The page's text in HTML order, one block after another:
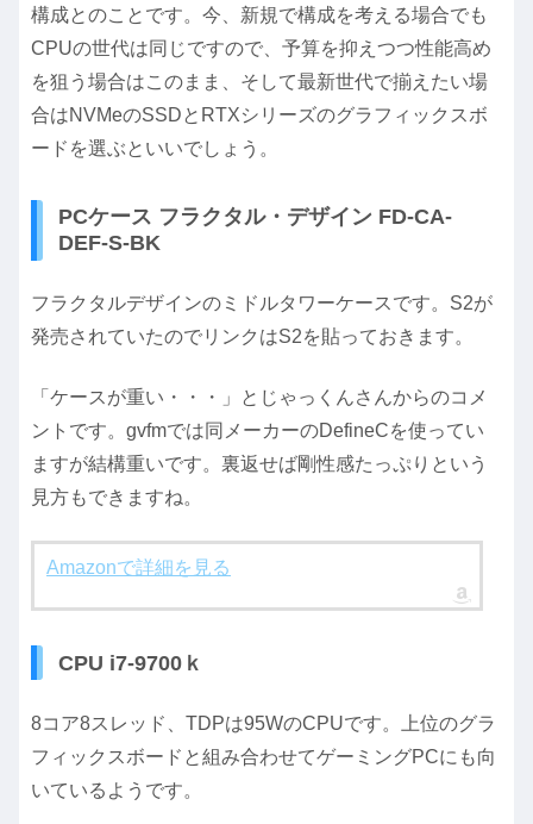
構成とのことです。今、新規で構成を考える場合でも
CPUの世代は同じですので、予算を抑えつつ性能高め
を狙う場合はこのまま、そして最新世代で揃えたい場
合はNVMeのSSDとRTXシリーズのグラフィックスボ
ードを選ぶといいでしょう。
PCケース フラクタル・デザイン FD-CA-
DEF-S-BK
フラクタルデザインのミドルタワーケースです。S2が
発売されていたのでリンクはS2を貼っておきます。
「ケースが重い・・・」とじゃっくんさんからのコメ
ントです。gvfmでは同メーカーのDefineCを使ってい
ますが結構重いです。裏返せば剛性感たっぷりという
見方もできますね。
Amazonで詳細を見る
CPU i7-9700ｋ
8コア8スレッド、TDPは95WのCPUです。上位のグラ
フィックスボードと組み合わせてゲーミングPCにも向
いているようです。